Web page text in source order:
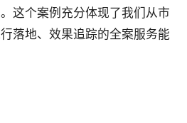
这个案例充分体现了我们从市
落地、效果追踪的全案服务能